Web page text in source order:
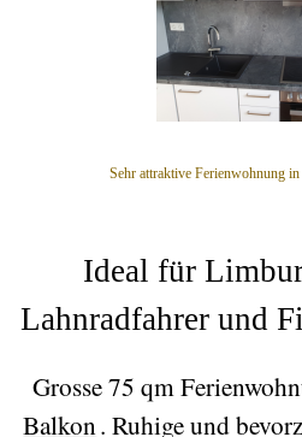
Sehr attraktive Ferienwohnung
Ideal für
Lahnradfahrer und
Grosse 75 qm
Balkon.Ruhige und